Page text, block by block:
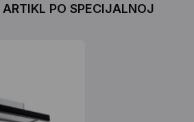
PO SPECIJALNOJ